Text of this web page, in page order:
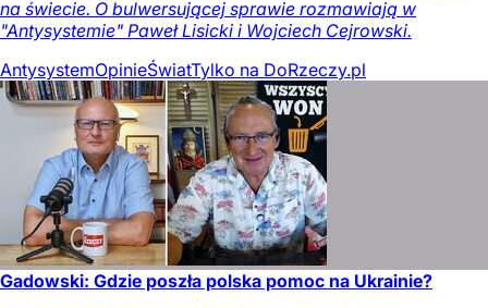
na świecie. O bulwersującej sprawie rozmawiają w
"Antysystemie" Paweł Lisicki i Wojciech Cejrowski.
AntysystemOpinieŚwiatTylko na DoRzeczy.pl
Gadowski: Gdzie poszła polska pomoc na Ukrainie?